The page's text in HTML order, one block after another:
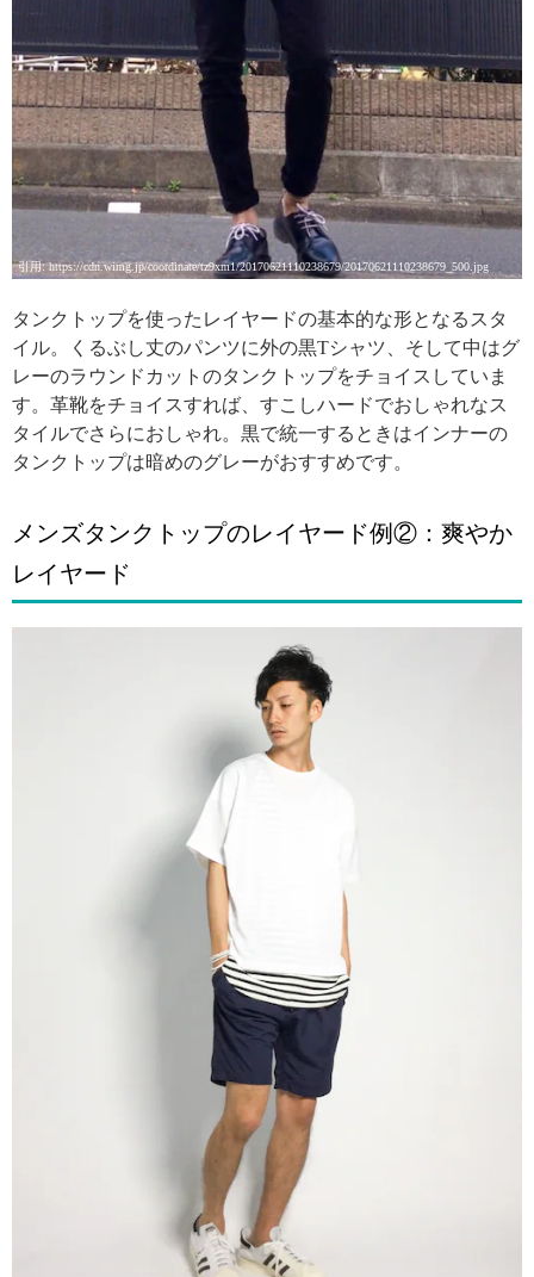
引用: https://cdn.wimg.jp/coordinate/tz9xm1/20170621110238679/20170621110238679_500.jpg
タンクトップを使ったレイヤードの基本的な形となるスタ
イル。くるぶし丈のパンツに外の黒Tシャツ、そして中はグ
レーのラウンドカットのタンクトップをチョイスしていま
す。革靴をチョイスすれば、すこしハードでおしゃれなス
タイルでさらにおしゃれ。黒で統一するときはインナーの
タンクトップは暗めのグレーがおすすめです。
メンズタンクトップのレイヤード例②：爽やか
レイヤード